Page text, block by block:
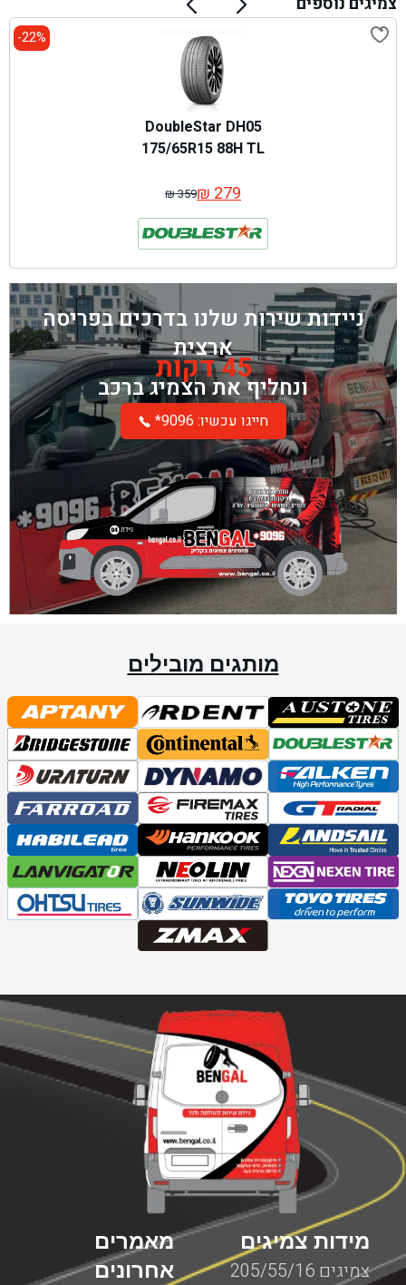
22%-
DoubleStar DH05
175/65R15 88H TL
₪359
המחיר
המקורי
היה:
₪ 359.
₪279 המחיר
הנוכחי
הוא:
₪ 279.
ניידות שירות שלנו בדרכים בפריסה
ארצית
45 דקות
ונחליף את הצמיג ברכב
*חייגו עכשיו: 9096
מותגים מובילים
מאמרים
אחרונים
מידות צמיגים
צמיגים 205/55/16